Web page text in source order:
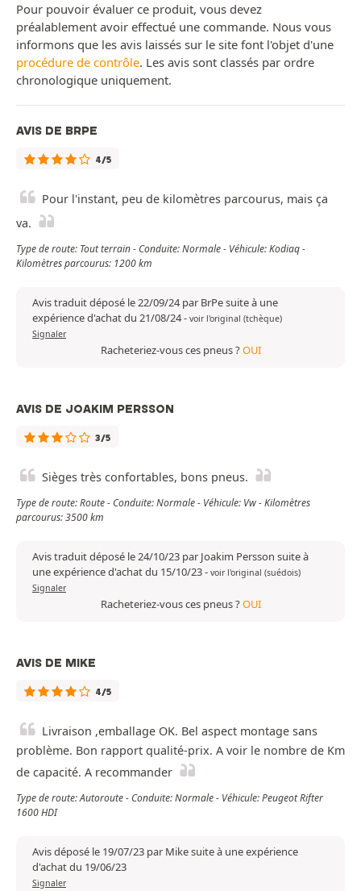
Pour pouvoir évaluer ce produit, vous devez
préalablement avoir effectué une commande. Nous vous
informons que les avis laissés sur le site font l'objet d'une
procédure de contrôle. Les avis sont classés par ordre
chronologique uniquement.
AVIS DE BRPE
4/5
Pour l'instant, peu de kilomètres parcourus, mais ça
va.
Type de route: Tout terrain - Conduite: Normale - Véhicule: Kodiaq -
Kilomètres parcourus: 1200 km
Avis traduit déposé le 22/09/24 par BrPe suite à une
expérience d'achat du 21/08/24- voir l'original (tchèque)
Signaler
Racheteriez-vous ces pneus ?OUI
AVIS DE JOAKIM PERSSON
3/5
Sièges très confortables, bons pneus.
Type de route: Route - Conduite: Normale - Véhicule: Vw - Kilomètres
parcourus: 3500 km
Avis traduit déposé le 24/10/23 par Joakim Persson suite à
une expérience d'achat du 15/10/23- voir l'original (suédois)
Signaler
Racheteriez-vous ces pneus ?OUI
AVIS DE MIKE
4/5
Livraison ,emballage OK. Bel aspect montage sans
problème. Bon rapport qualité-prix. A voir le nombre de Km
de capacité. A recommander
Type de route: Autoroute - Conduite: Normale - Véhicule: Peugeot Rifter
1600 HDI
Avis déposé le 19/07/23 par Mike suite à une expérience
d'achat du 19/06/23
Signaler